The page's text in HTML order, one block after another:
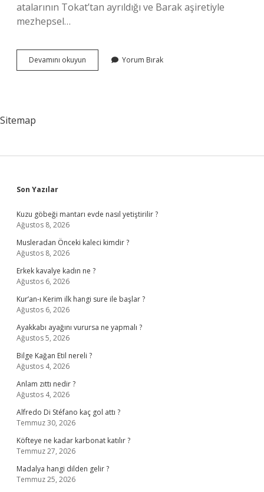
atalarının Tokat’tan ayrıldığı ve Barak aşiretiyle
mezhepsel…
Devamını okuyun
Hangi
Yorum Bırak
Sitemap
Sidebar
Son Yazılar
Kuzu göbeği mantarı evde nasıl yetiştirilir ?
Ağustos 8, 2026
Musleradan Önceki kaleci kimdir ?
Ağustos 8, 2026
Erkek kavalye kadın ne ?
Ağustos 6, 2026
Kur’an-ı Kerim ilk hangi sure ile başlar ?
Ağustos 6, 2026
Ayakkabı ayağını vurursa ne yapmalı ?
Ağustos 5, 2026
Bilge Kağan Etil nereli ?
Ağustos 4, 2026
Anlam zıttı nedir ?
Ağustos 4, 2026
Alfredo Di Stéfano kaç gol attı ?
Temmuz 30, 2026
Köfteye ne kadar karbonat katılır ?
Temmuz 27, 2026
Madalya hangi dilden gelir ?
Temmuz 25, 2026